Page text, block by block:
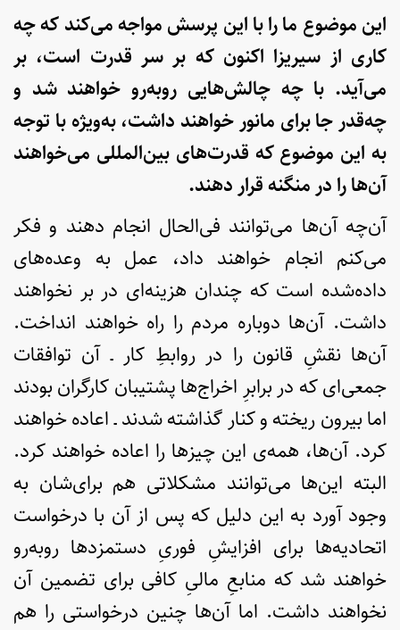
این موضوع ما را با این پرسش مواجه می‌کند که چه
کاری از سیریزا اکنون که بر سر قدرت است، بر
می‌آید. با چه چالش‌هایی روبه‌رو خواهند شد و
چه‌قدر جا برای مانور خواهند داشت، به‌ویژه با توجه
به این موضوع که قدرت‌های بین‌المللی می‌خواهند
آن‌ها را در منگنه قرار دهند.
آن‌چه آن‌ها می‌توانند فی‌الحال انجام دهند و فکر
می‌کنم انجام خواهند داد، عمل به وعده‌های
داده‌شده است که چندان هزینه‌ای در بر نخواهند
داشت. آن‌ها دوباره مردم را راه خواهند انداخت.
آن‌ها نقشِ قانون را در روابطِ کار ـ آن توافقات
جمعی‌ای که در برابرِ اخراج‌ها پشتیبان کارگران بودند
اما بیرون ریخته و کنار گذاشته شدند ـ اعاده خواهند
کرد. آن‌ها، همه‌ی این چیزها را اعاده خواهند کرد.
البته این‌ها می‌توانند مشکلاتی هم برای‌شان به
وجود آورد به این دلیل که پس از آن با درخواست
اتحادیه‌ها برای افزایشِ فوریِ دستمزدها روبه‌رو
خواهند شد که منابعِ مالیِ کافی برای تضمین آن
نخواهند داشت. اما آن‌ها چنین درخواستی را هم